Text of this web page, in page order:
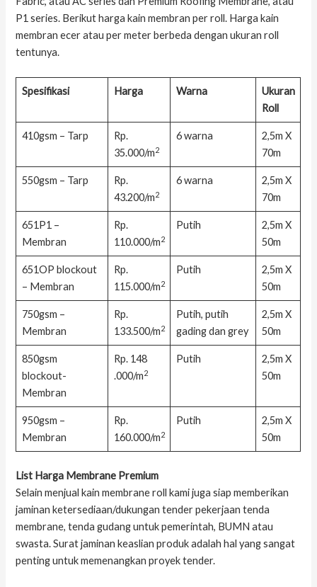
P1 series. Berikut harga kain membran per roll. Harga kain
membran ecer atau per meter berbeda dengan ukuran roll
tentunya.
Spesifikasi Harga Warna
Ukuran
Roll
410gsm – Tarp
Rp.
35.000/m2
6 warna
2,5m X
70m
550gsm – Tarp
Rp.
43.200/m2
6 warna
2,5m X
70m
651P1 –
Membran
Rp.
110.000/m2
Putih
2,5m X
50m
651OP blockout
– Membran
Rp.
115.000/m2
Putih
2,5m X
50m
750gsm –
Membran
Rp.
133.500/m2
Putih, putih
gading dan grey
2,5m X
50m
850gsm
blockout-
Membran
Rp. 148
.000/m2
Putih
2,5m X
50m
950gsm –
Membran
Rp.
160.000/m2
Putih
2,5m X
50m
List Harga Membrane Premium
Selain menjual kain membrane roll kami juga siap memberikan
jaminan ketersediaan/dukungan tender pekerjaan tenda
membrane, tenda gudang untuk pemerintah, BUMN atau
swasta. Surat jaminan keaslian produk adalah hal yang sangat
penting untuk memenangkan proyek tender.